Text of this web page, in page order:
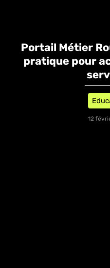
Portail Métier
pratique pour
12